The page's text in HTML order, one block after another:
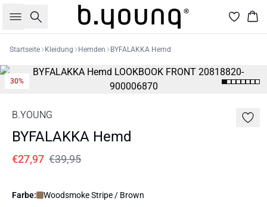
Suche
Startseite Kleidung Hemden BYFALAKKA Hemd
30%
B.YOUNG
BYFALAKKA Hemd
€27,97 €39,95
Farbe: Woodsmoke Stripe / Brown